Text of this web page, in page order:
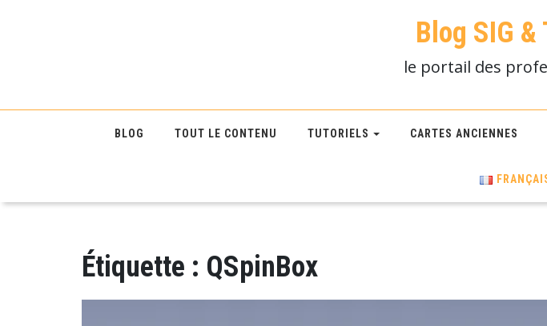
Blog SIG
le portail des
BLOG TOUT LE CONTENU TUTORIELS CARTES ANCIENNES
Étiquette : QSpinBox